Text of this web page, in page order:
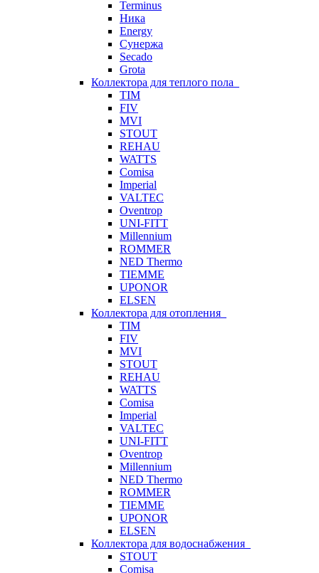
Terminus
Ника
Energy
Сунержа
Secado
Grota
Коллектора для теплого пола
TIM
FIV
MVI
STOUT
REHAU
WATTS
Comisa
Imperial
VALTEC
Oventrop
UNI-FITT
Millennium
ROMMER
NED Thermo
TIEMME
UPONOR
ELSEN
Коллектора для отопления
TIM
FIV
MVI
STOUT
REHAU
WATTS
Comisa
Imperial
VALTEC
UNI-FITT
Oventrop
Millennium
NED Thermo
ROMMER
TIEMME
UPONOR
ELSEN
Коллектора для водоснабжения
STOUT
Comisa